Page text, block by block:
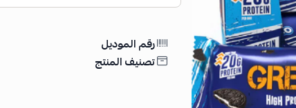
رقم الموديل
تصنيف المنتج